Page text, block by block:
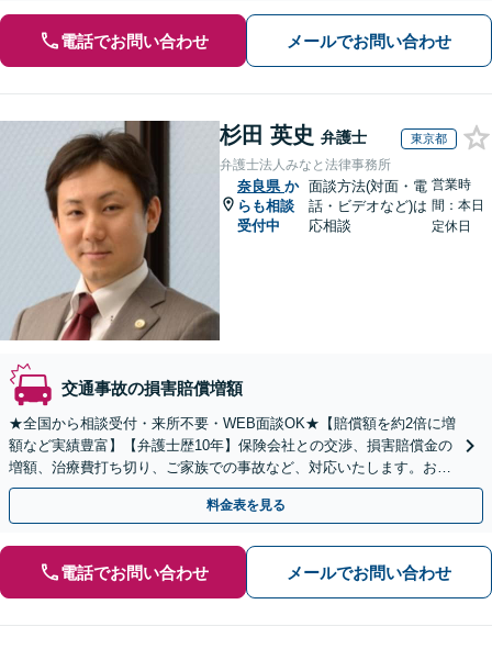
電話でお問い合わせ メールでお問い合わせ
杉田 英史 弁護士 東京都
弁護士法人みなと法律事務所
奈良県 か
らも相談
受付中
面談方法(対面・電
話・ビデオなど)は
応相談
営業時
間：本日
定休日
交通事故の損害賠償増額
★全国から相談受付・来所不要・WEB面談OK★【賠償額を約2倍に増
額など実績豊富】【弁護士歴10年】保険会社との交渉、損害賠償金の
増額、治療費打ち切り、ご家族での事故など、対応いたします。お早
めにご相談ください【初回相談・着手金無料】
料金表を見る
電話でお問い合わせ メールでお問い合わせ